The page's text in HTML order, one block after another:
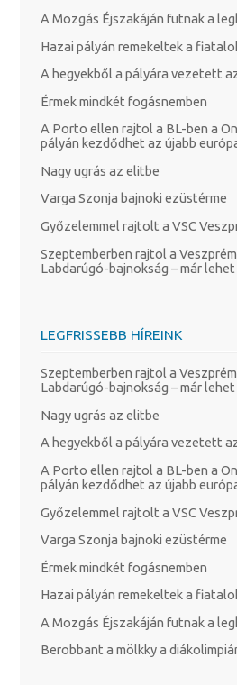
A Mozgás Éjszakáján futnak a
Hazai pályán remekeltek a
A hegyekből a pályára vezetett
Érmek mindkét fogásnemben
A Porto ellen rajtol a BL-ben a
pályán kezdődhet az újabb
Nagy ugrás az elitbe
Varga Szonja bajnoki ezüstérme
Győzelemmel rajtolt a VSC
Szeptemberben rajtol a
Labdarúgó-bajnokság – már
LEGFRISSEBB HÍREINK
Szeptemberben rajtol a
Labdarúgó-bajnokság – már
Nagy ugrás az elitbe
A hegyekből a pályára vezetett
A Porto ellen rajtol a BL-ben a
pályán kezdődhet az újabb
Győzelemmel rajtolt a VSC
Varga Szonja bajnoki ezüstérme
Érmek mindkét fogásnemben
Hazai pályán remekeltek a
A Mozgás Éjszakáján futnak a
Berobbant a mölkky a